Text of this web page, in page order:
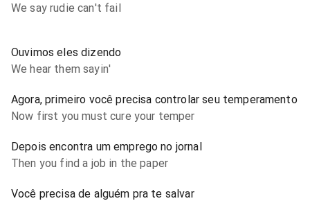
We say rudie can't fail
Ouvimos eles dizendo
We hear them sayin'
Agora, primeiro você precisa controlar seu temperamento
Now first you must cure your temper
Depois encontra um emprego no jornal
Then you find a job in the paper
Você precisa de alguém pra te salvar